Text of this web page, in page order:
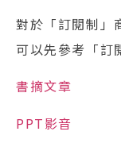
對於「訂閱制」
可以先參考「訂
書摘文章
PPT影音